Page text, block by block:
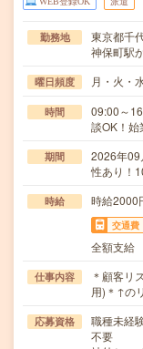
勤務地
東京都千
神保町駅
曜日頻度 月・火・
時間
09:00～
談OK！
期間
2026年
性あり！
時給 時給2000
交通費
全額支給
仕事内容
＊顧客リ
用)＊↑の
応募資格
職種未経
不要